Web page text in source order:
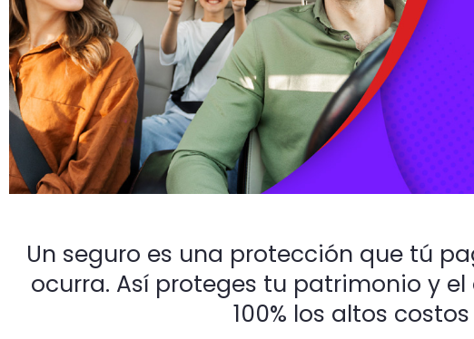
Seguros de
Auto y Motos
Cuando algo pasa en la vía,
Un seguro es una protección que tú
ocurra. Así proteges tu patrimonio y
100% los altos